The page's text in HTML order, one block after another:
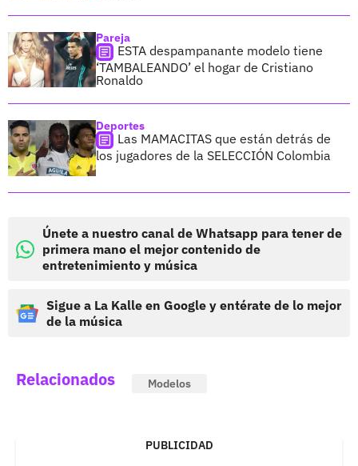
Pareja
ESTA despampanante modelo tiene
‘TAMBALEANDO’ el hogar de Cristiano
Ronaldo
Deportes
Las MAMACITAS que están detrás de
los jugadores de la SELECCIÓN Colombia
Únete a nuestro canal de Whatsapp para tener de
primera mano el mejor contenido de
entretenimiento y música
Sigue a La Kalle en Google y entérate de lo mejor
de la música
Relacionados Modelos
PUBLICIDAD